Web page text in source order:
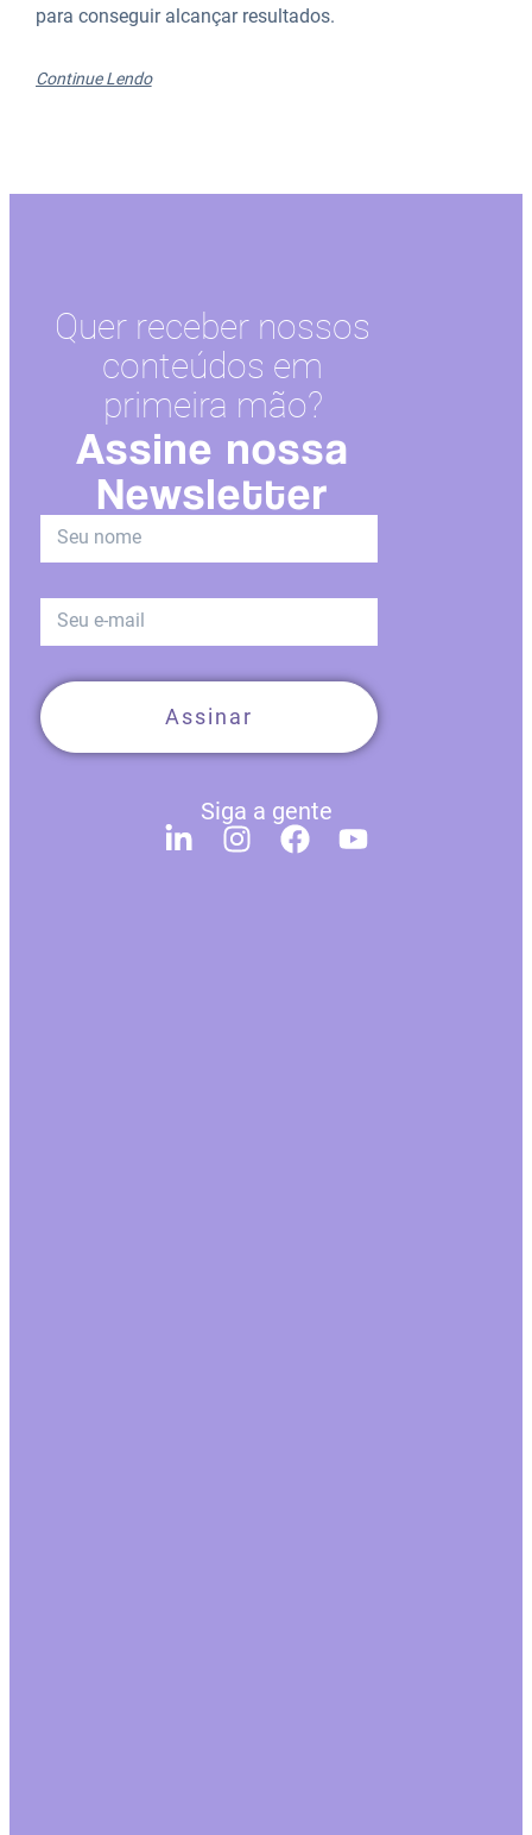
para conseguir alcançar resultados.
Continue Lendo
Quer receber nossos
conteúdos em
primeira mão?
Assine nossa
Newsletter
Assinar
Siga a gente